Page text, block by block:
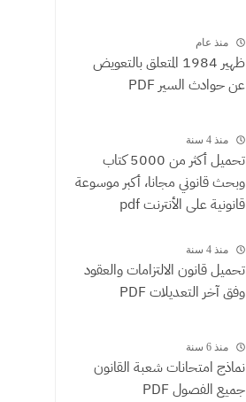
منذ عام
ظهير 1984 المتعلق بالتعويض
عن حوادث السير PDF
منذ 4 سنة
تحميل أكثر من 5000 كتاب
وبحث قانوني مجانا، أكبر موسوعة
قانونية على الأنترنت pdf
منذ 4 سنة
تحميل قانون الالتزامات والعقود
وفق آخر التعديلات PDF
منذ 6 سنة
نماذج امتحانات شعبة القانون
جميع الفصول PDF